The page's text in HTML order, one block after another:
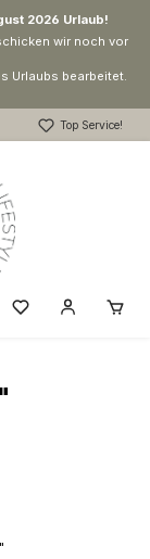
2026 Urlaub!
wir noch vor
Urlaubs bearbeitet.
Top Service!
Du hast 0